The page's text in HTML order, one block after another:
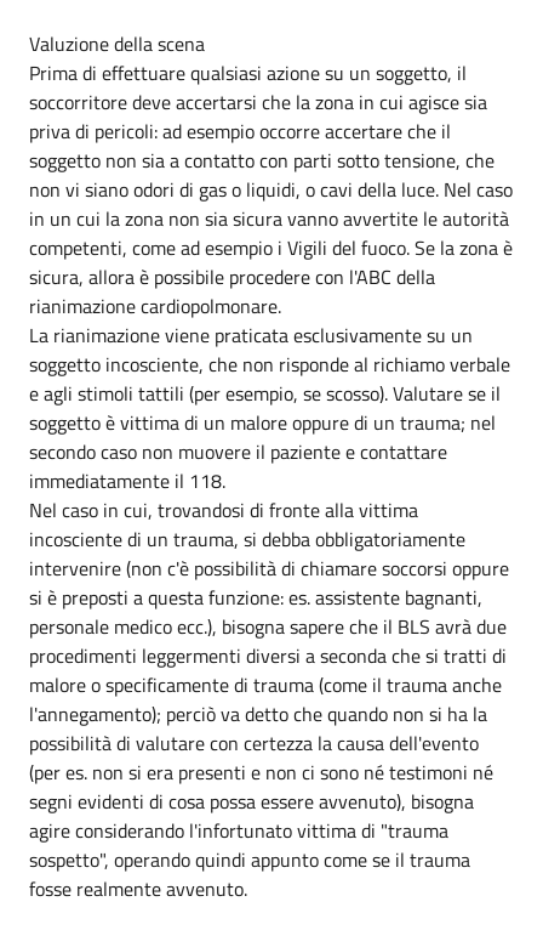
Valuzione della scena
Prima di effettuare qualsiasi azione su un soggetto, il
soccorritore deve accertarsi che la zona in cui agisce sia
priva di pericoli: ad esempio occorre accertare che il
soggetto non sia a contatto con parti sotto tensione, che
non vi siano odori di gas o liquidi, o cavi della luce. Nel caso
in un cui la zona non sia sicura vanno avvertite le autorità
competenti, come ad esempio i Vigili del fuoco. Se la zona è
sicura, allora è possibile procedere con l'ABC della
rianimazione cardiopolmonare.
La rianimazione viene praticata esclusivamente su un
soggetto incosciente, che non risponde al richiamo verbale
e agli stimoli tattili (per esempio, se scosso). Valutare se il
soggetto è vittima di un malore oppure di un trauma; nel
secondo caso non muovere il paziente e contattare
immediatamente il 118.
Nel caso in cui, trovandosi di fronte alla vittima
incosciente di un trauma, si debba obbligatoriamente
intervenire (non c'è possibilità di chiamare soccorsi oppure
si è preposti a questa funzione: es. assistente bagnanti,
personale medico ecc.), bisogna sapere che il BLS avrà due
procedimenti leggermenti diversi a seconda che si tratti di
malore o specificamente di trauma (come il trauma anche
l'annegamento); perciò va detto che quando non si ha la
possibilità di valutare con certezza la causa dell'evento
(per es. non si era presenti e non ci sono né testimoni né
segni evidenti di cosa possa essere avvenuto), bisogna
agire considerando l'infortunato vittima di "trauma
sospetto", operando quindi appunto come se il trauma
fosse realmente avvenuto.